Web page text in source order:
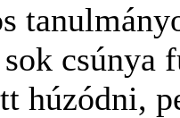
húzódni,